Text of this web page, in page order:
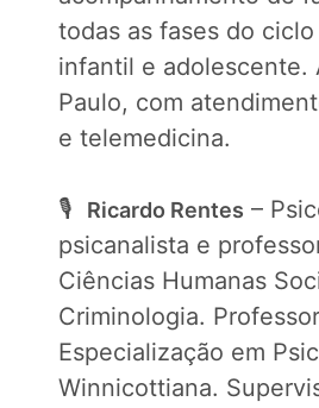
todas as fases do
infantil e adolescente.
Paulo, com
e telemedicina.
🎙️ Ricardo Rentes –
psicanalista e
Ciências Humanas
Criminologia.
Especialização em
Winnicottiana.